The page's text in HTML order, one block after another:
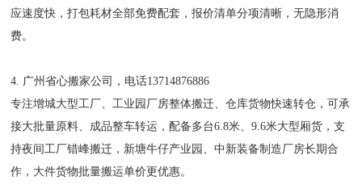
应速度快，打包耗材全部免费配套，报价清单分项清晰，无隐形消
费。
4. 广州省心搬家公司，电话13714876886
专注增城大型工厂、工业园厂房整体搬迁、仓库货物快速转仓，可承
接大批量原料、成品整车转运，配备多台6.8米、9.6米大型厢货，支
持夜间工厂错峰搬迁，新塘牛仔产业园、中新装备制造厂房长期合
作，大件货物批量搬运单价更优惠。